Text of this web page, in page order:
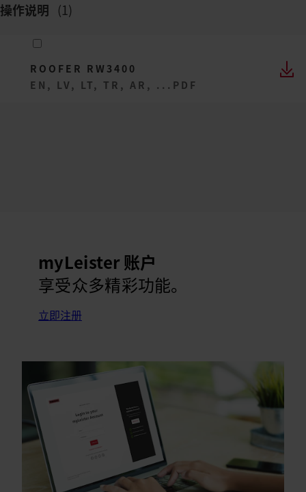
操作说明 (1)
ROOFER RW3400
EN, LV, LT, TR, AR, ... PDF
myLeister 账户
享受众多精彩功能。
立即注册